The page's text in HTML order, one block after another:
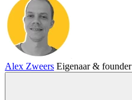
Alex Zweers Eigenaar & founder